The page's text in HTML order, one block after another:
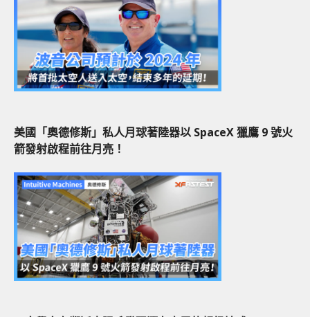
美國「奧德修斯」私人月球著陸器以 SpaceX 獵鷹 9 號火
箭發射啟程前往月亮！